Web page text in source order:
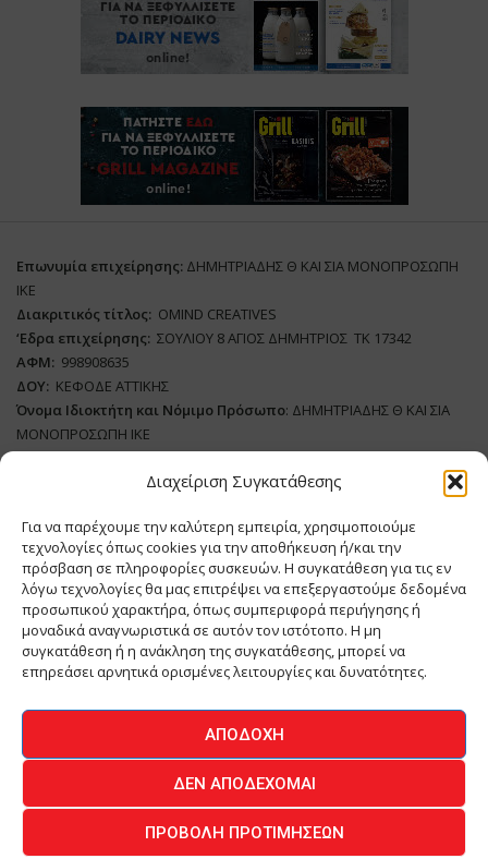
Διαχείριση Συγκατάθεσης
Για να παρέχουμε την καλύτερη εμπειρία, χρησιμοποιούμε
τεχνολογίες όπως cookies για την αποθήκευση ή/και την
πρόσβαση σε πληροφορίες συσκευών. Η συγκατάθεση για τις εν
λόγω τεχνολογίες θα μας επιτρέψει να επεξεργαστούμε δεδομένα
προσωπικού χαρακτήρα, όπως συμπεριφορά περιήγησης ή
μοναδικά αναγνωριστικά σε αυτόν τον ιστότοπο. Η μη
συγκατάθεση ή η ανάκληση της συγκατάθεσης, μπορεί να
επηρεάσει αρνητικά ορισμένες λειτουργίες και δυνατότητες.
ΑΠΟΔΟΧΉ
ΔΕΝ ΑΠΟΔΈΧΟΜΑΙ
ΠΡΟΒΟΛΉ ΠΡΟΤΙΜΉΣΕΩΝ
Επωνυμία επιχείρησης: ΔΗΜΗΤΡΙΑΔΗΣ Θ ΚΑΙ ΣΙΑ ΜΟΝΟΠΡΟΣΩΠΗ
ΙΚΕ
Διακριτικός τίτλος: ΟΜΙΝD CREATIVES
‘Eδρα επιχείρησης: ΣΟΥΛΙΟΥ 8 ΑΓΙΟΣ ΔΗΜΗΤΡΙΟΣ ΤΚ 17342
ΑΦΜ: 998908635
ΔΟΥ: ΚΕΦΟΔΕ ΑΤΤΙΚΗΣ
Όνομα Ιδιοκτήτη και Νόμιμο Πρόσωπο: ΔΗΜΗΤΡΙΑΔΗΣ Θ ΚΑΙ ΣΙΑ
ΜΟΝΟΠΡΟΣΩΠΗ ΙΚΕ
Διευθυντής Σύνταξης:ΑΘΑΝΑΣΙΟΣ ΑΝΤΩΝΙΟΥ
ΔικαιούχοςDomain:ΔΗΜΗΤΡΙΑΔΗΣ Θ ΚΑΙ ΣΙΑ ΜΟΝΟΠΡΟΣΩΠΗ ΙΚΕ
Διευθυντής: ΕΥΘΥΜΙΑΤΟΥ ΜΑΡΙΑ
Διαχειριστής:
ΕΥΘΥΜΙΑΤΟΥ ΜΑΡΙΑ
Δήλωση Συμμόρφωσης
ΕΠΙΚΟΙΝΩΝΙΑ
© 2026 - All Rights Reserved -Πολιτική Απορρήτου